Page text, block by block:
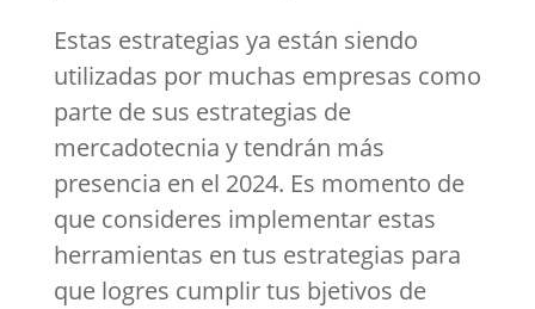
Estas estrategias ya están siendo
utilizadas por muchas empresas como
parte de sus estrategias de
mercadotecnia y tendrán más
presencia en el 2024. Es momento de
que consideres implementar estas
herramientas en tus estrategias para
que logres cumplir tus bjetivos de